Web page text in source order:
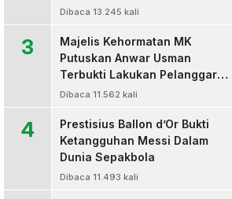
Dibaca 13.245 kali
3
Majelis Kehormatan MK
Putuskan Anwar Usman
Terbukti Lakukan Pelanggaran
Berat Kode Etik dan
Dibaca 11.562 kali
4
Prestisius Ballon d’Or Bukti
Ketangguhan Messi Dalam
Dunia Sepakbola
Dibaca 11.493 kali